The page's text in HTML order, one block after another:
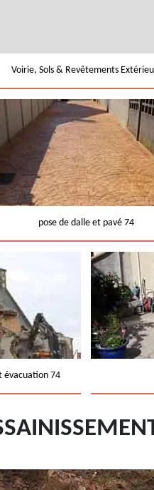
Voirie, Sols & Revêtements
pose de dalle et pavé 74
évacuation 74